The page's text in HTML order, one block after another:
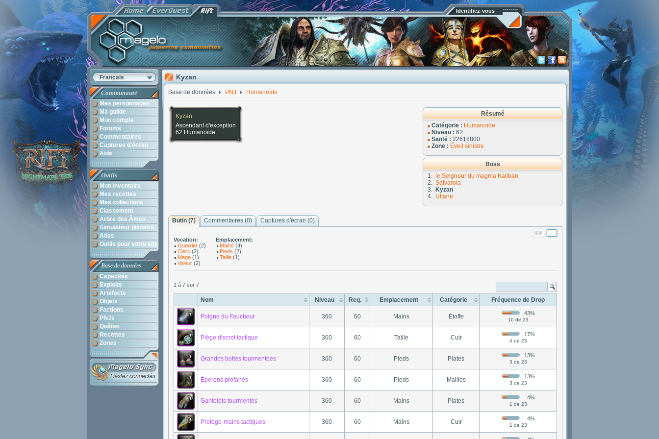
Identifiez-vous
Français
Communauté
Mes personnages
Ma guilde
Mon compte
Forums
Commentaires
Captures d'écran
Aide
Outils
Mon inventaire
Mes recettes
Mes collections
Classement
Arbre des Âmes
Simulateur planaire
Atlas
Outils pour votre site
Base de données
Capacités
Exploits
Artefacts
Objets
Factions
PNJs
Quêtes
Recettes
Zones
Kyzan
Base de données PNJ Humanoïde
Résumé
Catégorie : Humanoïde
Niveau : 62
Santé : 22618800
Zone : Éveil sinistre
Boss
1.
le Seigneur du magma Kaliban
2. Salvarola
3. Kyzan
4. Ultane
Kyzan
Ascendant d'exception
62 Humanoïde
Butin (7) Commentaires (0) Captures d'écran (0)
Vocation:
Guerrier (2)
Clerc (2)
Mage (1)
Voleur (2)
Emplacement:
Mains (4)
Pieds (2)
Taille (1)
1 à 7 sur 7
Nom Niveau Req. Emplacement Catégorie Fréquence de Drop
Poigne du Faucheur 360 60 Mains Étoffe 43%
10 de 23
Piège discret tactique 360 60 Taille Cuir 17%
4 de 23
Grandes bottes tourmentées 360 60 Pieds Plates 13%
3 de 23
Éperons profanés 360 60 Pieds Mailles 13%
3 de 23
Gantelets tourmentés 360 60 Mains Plates 4%
1 de 23
Protège-mains tactiques 360 60 Mains Cuir 4%
1 de 23